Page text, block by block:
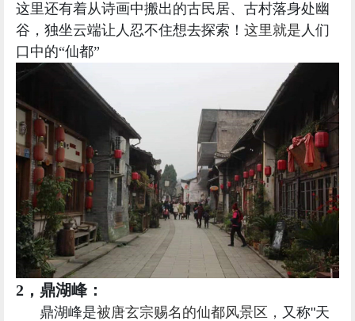
这里还有着从诗画中搬出的古民居、古村落身处幽
谷，独坐云端让人忍不住想去探索！ 这里就是 人们
口中的“仙都”
2，鼎湖峰：
鼎湖峰是被唐玄宗赐名的仙都风景区， 又称"天